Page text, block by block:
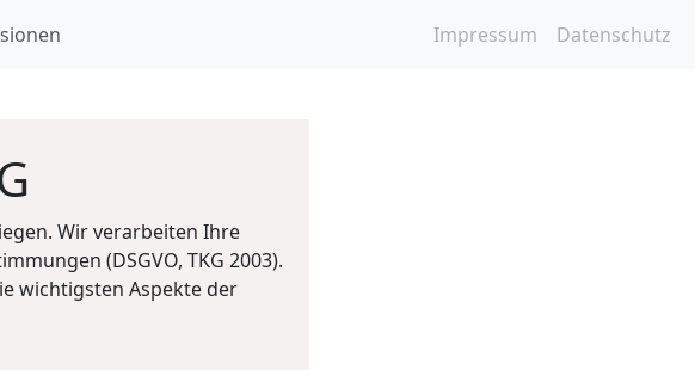
Impressum Datenschutz
Wir verarbeiten Ihre
(DSGVO, TKG 2003).
wichtigsten Aspekte der